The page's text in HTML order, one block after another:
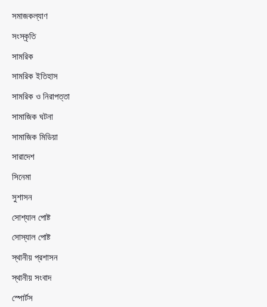
সমাজকল্যাণ
সংস্কৃতি
সামরিক
সামরিক ইতিহাস
সামরিক ও নিরাপত্তা
সামাজিক ঘটনা
সামাজিক মিডিয়া
সারাদেশ
সিনেমা
সুশাসন
সোশ্যাল পোষ্ট
সোস্যাল পোষ্ট
স্থানীয় প্রশাসন
স্থানীয় সংবাদ
স্পোর্টস